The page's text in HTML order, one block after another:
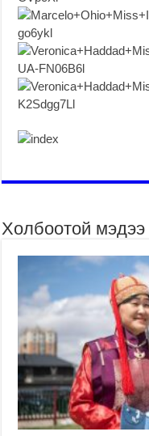
Холбоотой мэдээ